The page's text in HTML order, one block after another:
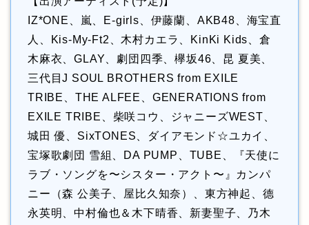
IZ*ONE、嵐、E-girls、伊藤蘭、AKB48、海宝直
人、Kis-My-Ft2、木村カエラ、KinKi Kids、倉
木麻衣、GLAY、劇団四季、欅坂46、昆 夏美、
三代目J SOUL BROTHERS from EXILE
TRIBE、THE ALFEE、GENERATIONS from
EXILE TRIBE、柴咲コウ、ジャニーズWEST、
城田 優、SixTONES、ダイアモンド☆ユカイ、
宝塚歌劇団 雪組、DA PUMP、TUBE、『天使に
ラブ・ソングを〜シスター・アクト〜』カンパ
ニー（森 公美子、屋比久知奈）、東方神起、德
永英明、中村倫也＆木下晴香、新妻聖子、乃木